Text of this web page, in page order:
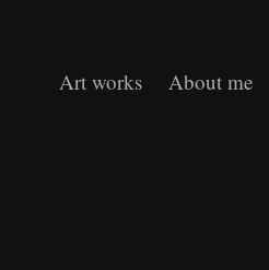
Art works About me